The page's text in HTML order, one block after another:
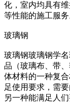
化，室内均具有
等性能的施工服务
玻璃钢
玻璃钢玻璃钢学
品（玻璃布、带
体材料的一种复
足使用要求，需
另一种能满足人